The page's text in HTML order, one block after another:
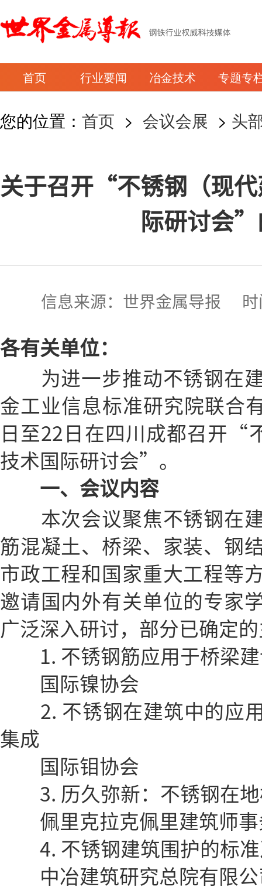
首页 行业要闻 冶金技术 专题专
您的位置： 首页 > 会议会展 > 头
关于召开“不锈钢（现
际研讨会”
信息来源：世界金属导报 时
各有关单位：
为进一步推动不锈钢在建
金工业信息标准研究院联合
日至22日在四川成都召开“
技术国际研讨会”。
一、会议内容
本次会议聚焦不锈钢在建
筋混凝土、桥梁、家装、钢
市政工程和国家重大工程等
邀请国内外有关单位的专家
广泛深入研讨，部分已确定
1. 不锈钢筋应用于桥梁建
国际镍协会
2. 不锈钢在建筑中的应用
集成
国际钼协会
3. 历久弥新：不锈钢在地
佩里克拉克佩里建筑师事
4. 不锈钢建筑围护的标准
中冶建筑研究总院有限公